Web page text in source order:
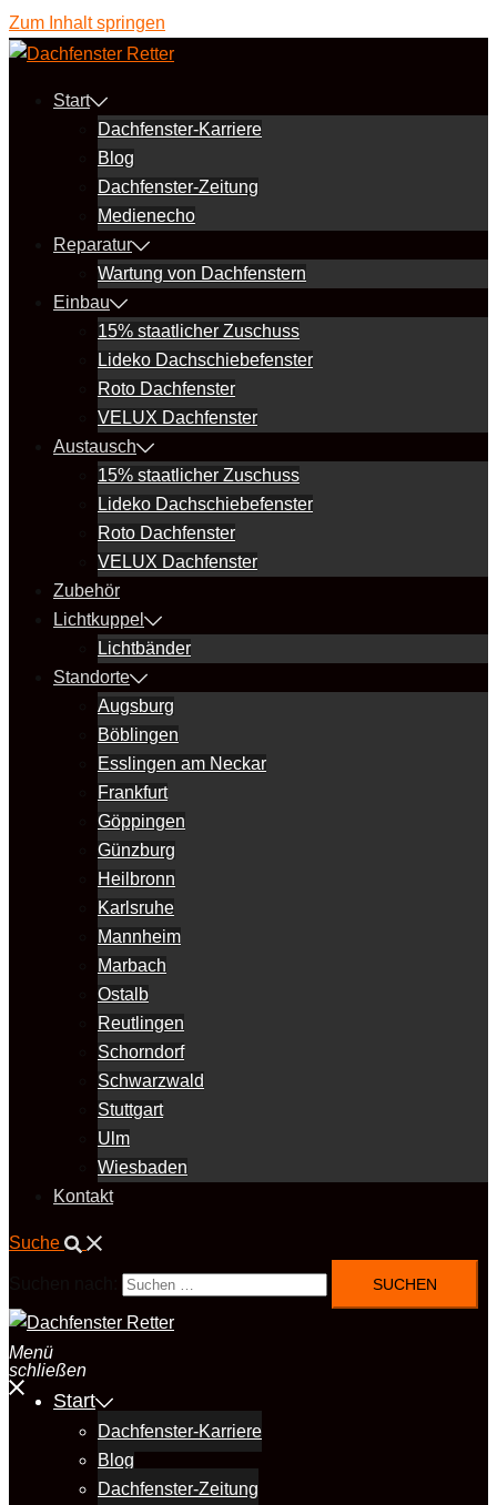
Zum Inhalt springen
Start
Dachfenster-Karriere
Blog
Dachfenster-Zeitung
Medienecho
Reparatur
Wartung von Dachfenstern
Einbau
15% staatlicher Zuschuss
Lideko Dachschiebefenster
Roto Dachfenster
VELUX Dachfenster
Austausch
15% staatlicher Zuschuss
Lideko Dachschiebefenster
Roto Dachfenster
VELUX Dachfenster
Zubehör
Lichtkuppel
Lichtbänder
Standorte
Augsburg
Böblingen
Esslingen am Neckar
Frankfurt
Göppingen
Günzburg
Heilbronn
Karlsruhe
Mannheim
Marbach
Ostalb
Reutlingen
Schorndorf
Schwarzwald
Stuttgart
Ulm
Wiesbaden
Kontakt
Suche
Menü
schließen
Start
Dachfenster-Karriere
Blog
Dachfenster-Zeitung